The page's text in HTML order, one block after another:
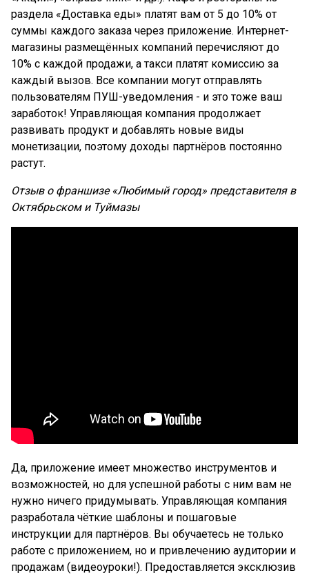
раздела «Доставка еды» платят вам от 5 до 10% от
суммы каждого заказа через приложение. Интернет-
магазины размещённых компаний перечисляют до
10% с каждой продажи, а такси платят комиссию за
каждый вызов. Все компании могут отправлять
пользователям ПУШ-уведомления - и это тоже ваш
заработок! Управляющая компания продолжает
развивать продукт и добавлять новые виды
монетизации, поэтому доходы партнёров постоянно
растут.
Отзыв о франшизе «Любимый город» представителя в
Октябрьском и Туймазы
Да, приложение имеет множество инструментов и
возможностей, но для успешной работы с ним вам не
нужно ничего придумывать. Управляющая компания
разработала чёткие шаблоны и пошаговые
инструкции для партнёров. Вы обучаетесь не только
работе с приложением, но и привлечению аудитории и
продажам (видеоуроки!). Предоставляется эксклюзив